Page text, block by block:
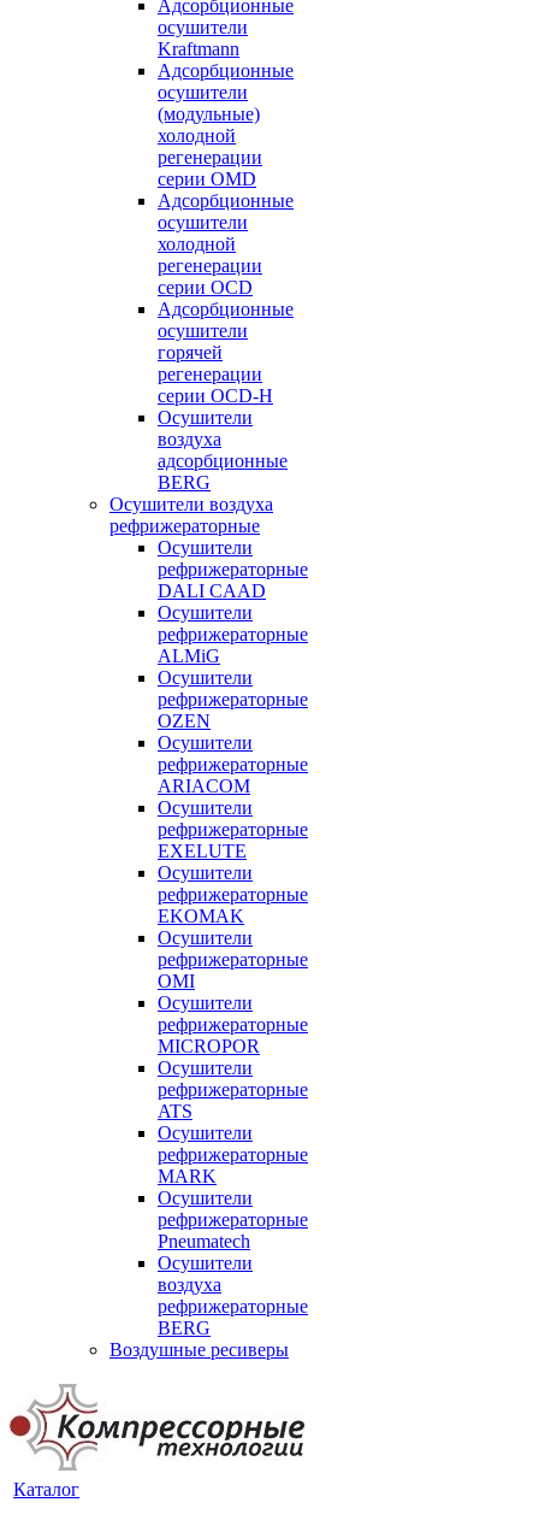
Адсорбционные
осушители
Kraftmann
Адсорбционные
осушители
(модульные)
холодной
регенерации
серии OMD
Адсорбционные
осушители
холодной
регенерации
серии OCD
Адсорбционные
осушители
горячей
регенерации
серии OСD-H
Осушители
воздуха
адсорбционные
BERG
Осушители воздуха
рефрижераторные
Осушители
рефрижераторные
DALI CAAD
Осушители
рефрижераторные
ALMiG
Осушители
рефрижераторные
OZEN
Осушители
рефрижераторные
ARIACOM
Осушители
рефрижераторные
EXELUTE
Осушители
рефрижераторные
EKOMAK
Осушители
рефрижераторные
OMI
Осушители
рефрижераторные
MICROPOR
Осушители
рефрижераторные
ATS
Осушители
рефрижераторные
MARK
Осушители
рефрижераторные
Pneumatech
Осушители
воздуха
рефрижераторные
BERG
Воздушные ресиверы
Каталог